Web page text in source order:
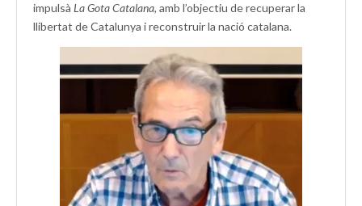
impulsà La Gota Catalana, amb l’objectiu de recuperar la
llibertat de Catalunya i reconstruir la nació catalana.